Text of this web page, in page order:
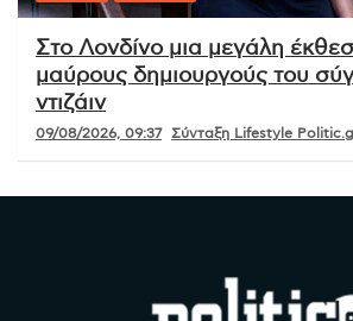
Στο Λονδίνο μια μεγάλη
μαύρους δημιουργούς του
ντιζάιν
09/08/2026, 09:37 Σύνταξη Lifestyle